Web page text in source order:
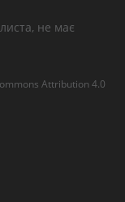
не має
Attribution 4.0